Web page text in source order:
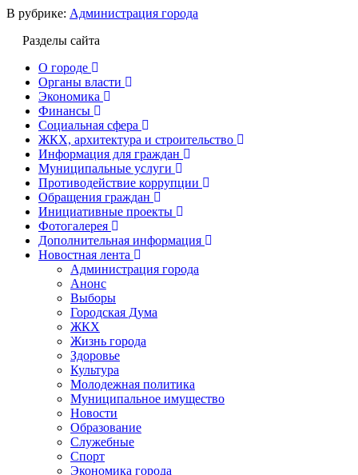
В рубрике: Администрация города
Разделы сайта
О городе
Органы власти
Экономика
Финансы
Социальная сфера
ЖКХ, архитектура и строительство
Информация для граждан
Муниципальные услуги
Противодействие коррупции
Обращения граждан
Инициативные проекты
Фотогалерея
Дополнительная информация
Новостная лента
Администрация города
Анонс
Выборы
Городская Дума
ЖКХ
Жизнь города
Здоровье
Культура
Молодежная политика
Муниципальное имущество
Новости
Образование
Служебные
Спорт
Экономика города